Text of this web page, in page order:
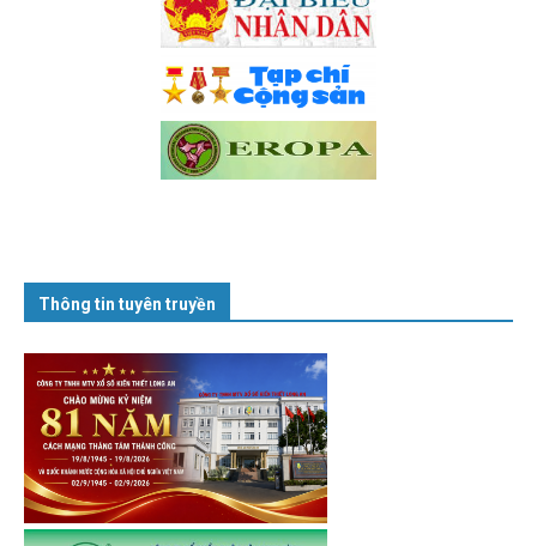
Thông tin tuyên truyền